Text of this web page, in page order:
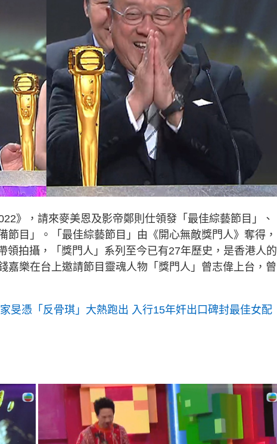
》，請來麥美恩及影帝鄭則仕領發「最佳綜藝節目」、
目」。「最佳綜藝節目」由《開心無敵獎門人》奪得，
領拍攝，「獎門人」系列至今已有27年歷史，是香港人的
嘉樂在台上邀請節目靈魂人物「獎門人」曾志偉上台，曾
旻憑「反骨琪」大熱跑出 入行15年奸出口碑封最佳女配